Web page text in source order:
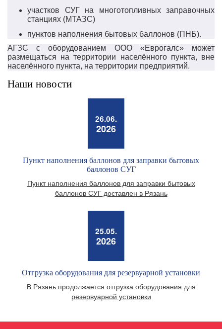
участков СУГ на многотопливных заправочных
станциях (МТАЗС)
пунктов наполнения бытовых баллонов (ПНБ).
АГЗС с оборудованием ООО «Еврогалс» может
размещаться на территории населённого пункта, вне
населённого пункта, на территории предприятий.
Наши новости
26.06.
2026
Пункт наполнения баллонов для заправки бытовых
баллонов СУГ
Пункт наполнения баллонов для заправки бытовых
баллонов СУГ доставлен в Рязань
25.05.
2026
Отгрузка оборудования для резервуарной установки
В Рязань продолжается отгрузка оборудования для
резервуарной установки